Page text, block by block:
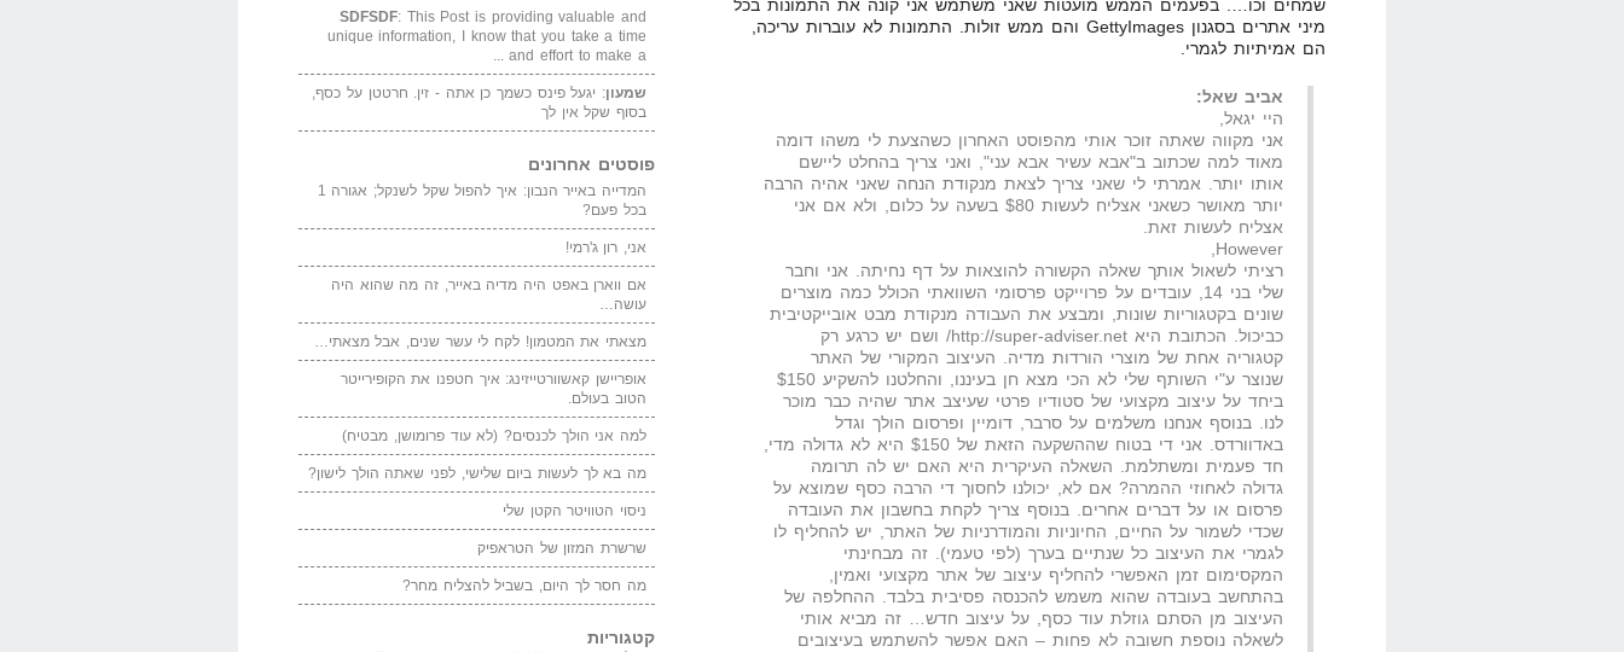
שמחים וכו…. בפעמים הממש מועטות שאני משתמש אני קונה את התמונות בכל
מיני אתרים בסגנון GettyImages והם ממש זולות. התמונות לא עוברות עריכה,
הם אמיתיות לגמרי.
אביב שאל:
היי יגאל,
אני מקווה שאתה זוכר אותי מהפוסט האחרון כשהצעת לי משהו דומה
מאוד למה שכתוב ב"אבא עשיר אבא עני", ואני צריך בהחלט ליישם
אותו יותר. אמרתי לי שאני צריך לצאת מנקודת הנחה שאני אהיה הרבה
יותר מאושר כשאני אצליח לעשות $80 בשעה על כלום, ולא אם אני
אצליח לעשות זאת.
However,
רציתי לשאול אותך שאלה הקשורה להוצאות על דף נחיתה. אני וחבר
שלי בני 14, עובדים על פרוייקט פרסומי השוואתי הכולל כמה מוצרים
שונים בקטגוריות שונות, ומבצע את העבודה מנקודת מבט אובייקטיבית
כביכול. הכתובת היא http://super-adviser.net/ ושם יש כרגע רק
קטגוריה אחת של מוצרי הורדות מדיה. העיצוב המקורי של האתר
שנוצר ע"י השותף שלי לא הכי מצא חן בעיננו, והחלטנו להשקיע $150
ביחד על עיצוב מקצועי של סטודיו פרטי שעיצב אתר שהיה כבר מוכר
לנו. בנוסף אנחנו משלמים על סרבר, דומיין ופרסום הולך וגדל
באדוורדס. אני די בטוח שההשקעה הזאת של $150 היא לא גדולה מדי,
חד פעמית ומשתלמת. השאלה העיקרית היא האם יש לה תרומה
גדולה לאחוזי ההמרה? אם לא, יכולנו לחסוך די הרבה כסף שמוצא על
פרסום או על דברים אחרים. בנוסף צריך לקחת בחשבון את העובדה
שכדי לשמור על החיים, החיוניות והמודרניות של האתר, יש להחליף לו
לגמרי את העיצוב כל שנתיים בערך (לפי טעמי). זה מבחינתי
המקסימום זמן האפשרי להחליף עיצוב של אתר מקצועי ואמין,
בהתחשב בעובדה שהוא משמש להכנסה פסיבית בלבד. ההחלפה של
העיצוב מן הסתם גוזלת עוד כסף, על עיצוב חדש… זה מביא אותי
לשאלה נוספת חשובה לא פחות – האם אפשר להשתמש בעיצובים
SDFSDF: This Post is providing valuable and
unique information, I know that you take a time
and effort to make a ...
שמעון: יגעל פינס כשמך כן אתה - זין. חרטטן על כסף,
בסוף שקל אין לך
פוסטים אחרונים
המדייה באייר הנבון: איך להפול שקל לשנקל; אגורה 1
בכל פעם?
אני, רון ג'רמי!
אם ווארן באפט היה מדיה באייר, זה מה שהוא היה
עושה…
מצאתי את המטמון! לקח לי עשר שנים, אבל מצאתי…
אופריישן קאשוורטייזינג: איך חטפנו את הקופירייטר
הטוב בעולם.
למה אני הולך לכנסים? (לא עוד פרומושן, מבטיח)
מה בא לך לעשות ביום שלישי, לפני שאתה הולך לישון?
ניסוי הטוויטר הקטן שלי
שרשרת המזון של הטראפיק
מה חסר לך היום, בשביל להצליח מחר?
קטגוריות